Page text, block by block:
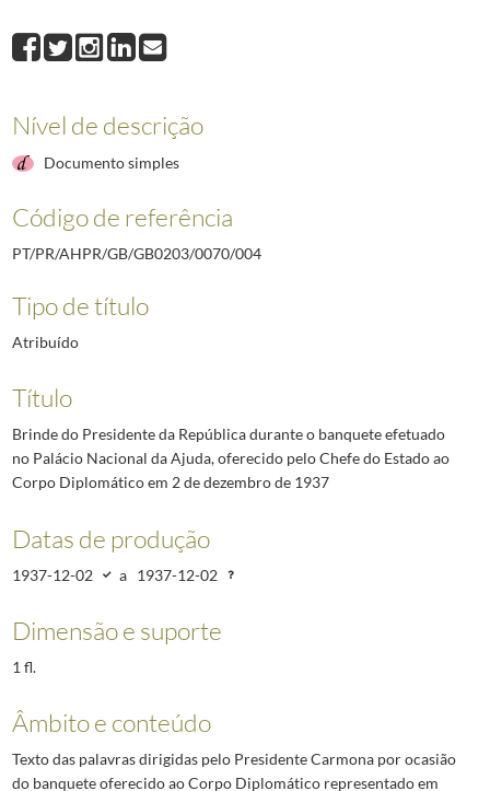
Nível de descrição
Documento simples
Código de referência
PT/PR/AHPR/GB/GB0203/0070/004
Tipo de título
Atribuído
Título
Brinde do Presidente da República durante o banquete efetuado
no Palácio Nacional da Ajuda, oferecido pelo Chefe do Estado ao
Corpo Diplomático em 2 de dezembro de 1937
Datas de produção
1937-12-02 a 1937-12-02
Dimensão e suporte
1 fl.
Âmbito e conteúdo
Texto das palavras dirigidas pelo Presidente Carmona por ocasião
do banquete oferecido ao Corpo Diplomático representado em